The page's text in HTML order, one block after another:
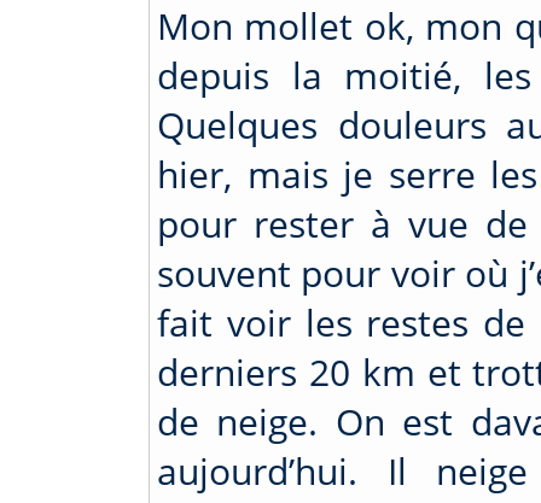
Mon mollet ok, mon
depuis la moitié,
Quelques douleurs
hier, mais je serre
pour rester à vue de
souvent pour voir où
fait voir les restes de
derniers 20 km et
de neige. On est
aujourd’hui. Il